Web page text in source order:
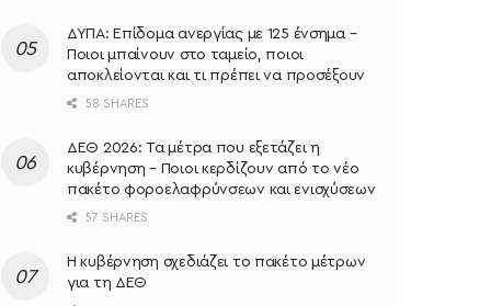
ΔΥΠΑ: Επίδομα ανεργίας με 125 ένσημα –
Ποιοι μπαίνουν στο ταμείο, ποιοι
αποκλείονται και τι πρέπει να προσέξουν
58 SHARES
ΔΕΘ 2026: Τα μέτρα που εξετάζει η
κυβέρνηση – Ποιοι κερδίζουν από το νέο
πακέτο φοροελαφρύνσεων και ενισχύσεων
57 SHARES
Η κυβέρνηση σχεδιάζει το πακέτο μέτρων
για τη ΔΕΘ